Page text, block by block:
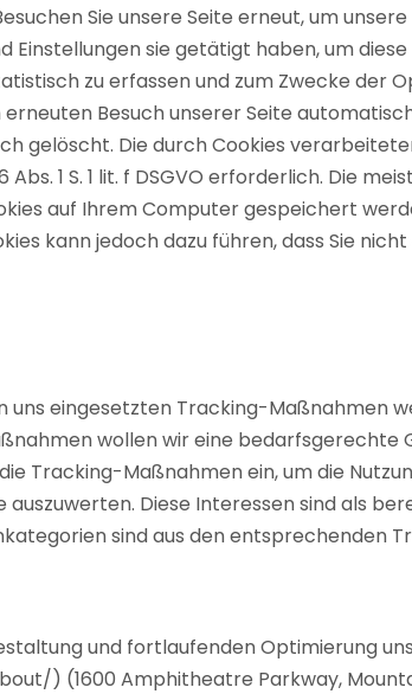
Sie unsere Seite erneut, um
Einstellungen sie getätigt haben, um
zu erfassen und zum Zwecke der
Besuch unserer Seite
gelöscht. Die durch Cookies
1 S. 1 lit. f DSGVO erforderlich. Die
auf Ihrem Computer gespeichert
kann jedoch dazu führen, dass Sie
eingesetzten Tracking-Maßnahmen
wollen wir eine
Tracking-Maßnahmen ein, um die
Diese Interessen sind als
sind aus den entsprechenden
und fortlaufenden Optimierung
) (1600 Amphitheatre Parkway,